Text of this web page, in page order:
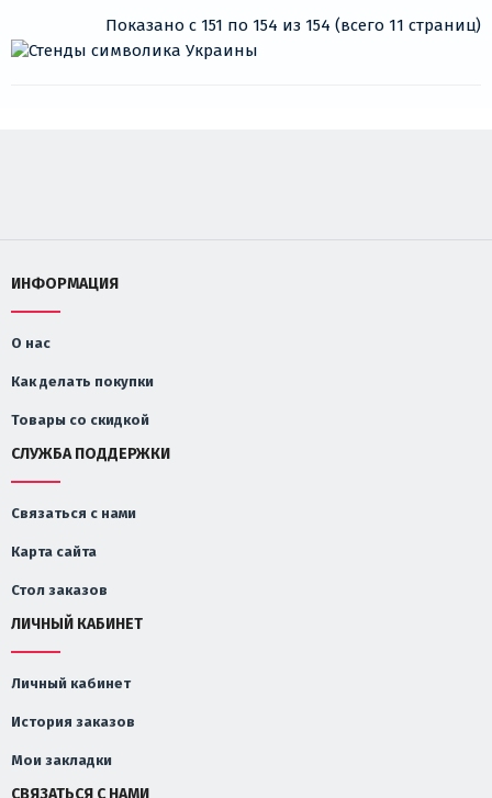
Показано с 151 по 154 из 154 (всего 11 страниц)
ИНФОРМАЦИЯ
О нас
Как делать покупки
Товары со скидкой
СЛУЖБА ПОДДЕРЖКИ
Связаться с нами
Карта сайта
Стол заказов
ЛИЧНЫЙ КАБИНЕТ
Личный кабинет
История заказов
Мои закладки
СВЯЗАТЬСЯ С НАМИ